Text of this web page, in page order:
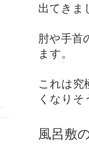
出てきま
肘や手首
ます。
これは究
くなりそ
風呂敷